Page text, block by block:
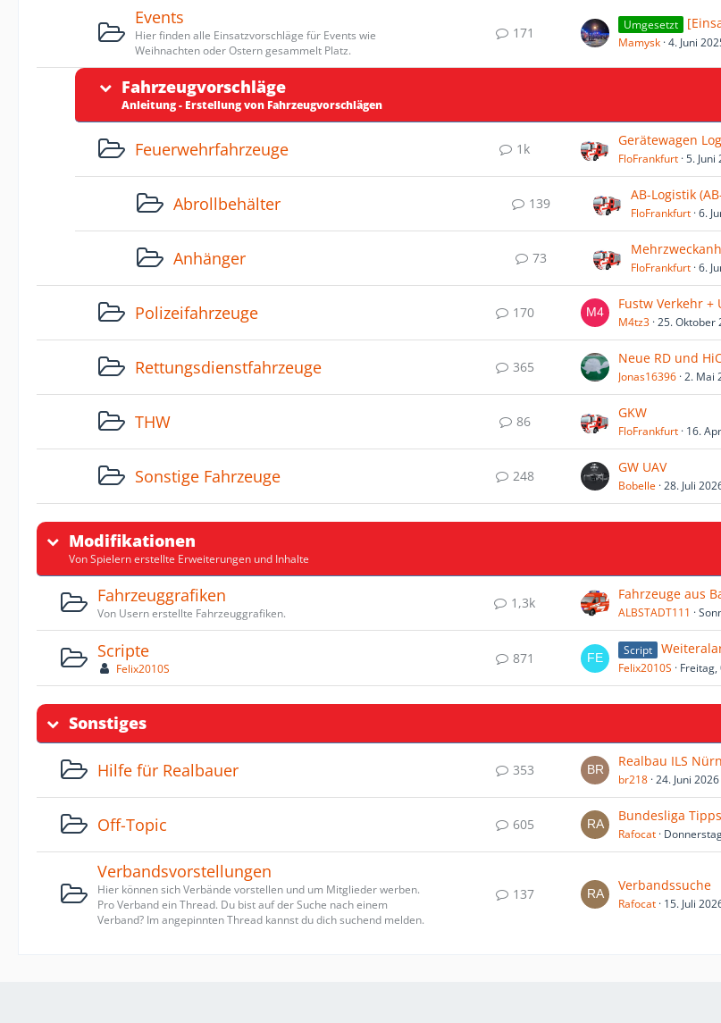
Events
Hier finden alle Einsatzvorschläge für Events wie
Weihnachten oder Ostern gesammelt Platz.
171 Umgesetzt
Mamysk 4. Juni
Fahrzeugvorschläge
Anleitung - Erstellung von Fahrzeugvorschlägen
Feuerwehrfahrzeuge 1k
FloFrankfurt 5. Juni
Abrollbehälter 139
AB-Logistik
FloFrankfurt 6.
Anhänger 73
FloFrankfurt 6.
Polizeifahrzeuge 170
Fustw Verkehr +
M4tz3 25. Oktober
Rettungsdienstfahrzeuge 365
Neue RD und
Jonas16396 2. Mai
THW 86
GKW
FloFrankfurt 16.
Sonstige Fahrzeuge 248
GW UAV
Bobelle 28. Juli
Modifikationen
Von Spielern erstellte Erweiterungen und Inhalte
Fahrzeuggrafiken
Von Usern erstellte Fahrzeuggrafiken.
1,3k
ALBSTADT111
Scripte
Felix2010S
871 Script
Felix2010S Freitag,
Sonstiges
Hilfe für Realbauer 353
Realbau ILS
br218 24. Juni 2026
Off-Topic 605
Bundesliga
Rafocat
Verbandsvorstellungen
Hier können sich Verbände vorstellen und um Mitglieder werben.
Pro Verband ein Thread. Du bist auf der Suche nach einem
Verband? Im angepinnten Thread kannst du dich suchend melden.
137
Verbandssuche
Rafocat 15. Juli